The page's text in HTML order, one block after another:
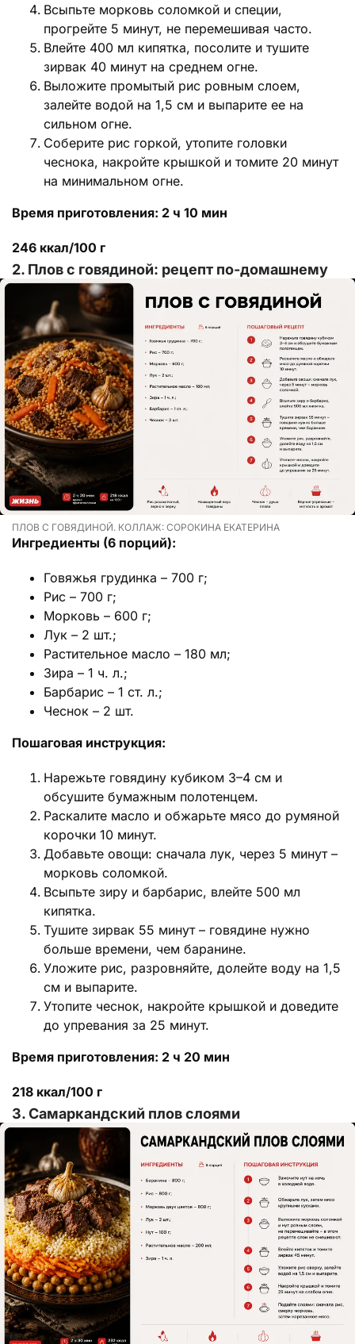
Всыпьте морковь соломкой и специи,
прогрейте 5 минут, не перемешивая часто.
Влейте 400 мл кипятка, посолите и тушите
зирвак 40 минут на среднем огне.
Выложите промытый рис ровным слоем,
залейте водой на 1,5 см и выпарите ее на
сильном огне.
Соберите рис горкой, утопите головки
чеснока, накройте крышкой и томите 20 минут
на минимальном огне.
Время приготовления: 2 ч 10 мин
246 ккал/100 г
2. Плов с говядиной: рецепт по-домашнему
ПЛОВ С ГОВЯДИНОЙ. КОЛЛАЖ: СОРОКИНА ЕКАТЕРИНА
Ингредиенты (6 порций):
Говяжья грудинка – 700 г;
Рис – 700 г;
Морковь – 600 г;
Лук – 2 шт.;
Растительное масло – 180 мл;
Зира – 1 ч. л.;
Барбарис – 1 ст. л.;
Чеснок – 2 шт.
Пошаговая инструкция:
Нарежьте говядину кубиком 3–4 см и
обсушите бумажным полотенцем.
Раскалите масло и обжарьте мясо до румяной
корочки 10 минут.
Добавьте овощи: сначала лук, через 5 минут –
морковь соломкой.
Всыпьте зиру и барбарис, влейте 500 мл
кипятка.
Тушите зирвак 55 минут – говядине нужно
больше времени, чем баранине.
Уложите рис, разровняйте, долейте воду на 1,5
см и выпарите.
Утопите чеснок, накройте крышкой и доведите
до упревания за 25 минут.
Время приготовления: 2 ч 20 мин
218 ккал/100 г
3. Самаркандский плов слоями